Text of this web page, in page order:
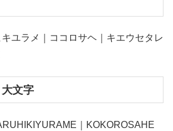
ユラメ｜ココロサヘ｜キエウセタレ
文字
｜KOKOROSAHE